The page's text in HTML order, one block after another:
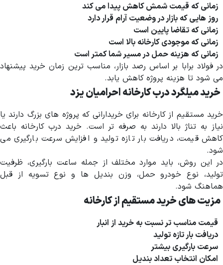
زمانی که قیمت شمش کاهش پیدا می کند
روز هایی که بازار در وضعیت آرام قرار دارد
زمانی که تقاضا پایین است
زمانی که موجودی کارخانه بالا است
زمانی که هزینه حمل در مسیر شما کمتر است
در فولاد برابا بر اساس رصد بازار، مناسب ترین زمان خرید پیشنهاد
می شود تا هزینه پروژه کاهش یابد.
خرید میلگرد درب کارخانه احرامیان یزد
خرید مستقیم از کارخانه برای خریدارانی که پروژه های بزرگ دارند یا
نیاز به تناژ بالا دارند به صرفه تر است. خرید درب کارخانه باعث
کاهش قیمت، دریافت بار تازه تولید و افزایش سرعت بارگیری می
شود.
در این روش، باید موارد مختلف از جمله ساعت بارگیری، ظرفیت
تولید، نوع خودرو حمل، وزن بندیل ها و نوع تسویه از قبل
هماهنگ شود.
مزیت های خرید مستقیم از کارخانه
قیمت مناسب تر نسبت به خرید از انبار
دریافت بار تازه تولید
سرعت بارگیری بیشتر
امکان انتخاب تعداد بندیل